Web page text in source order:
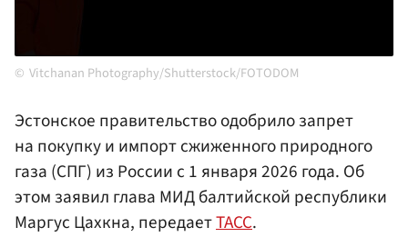
Vitchanan Photography/Shutterstock/FOTODOM
Эстонское правительство одобрило запрет
на покупку и импорт сжиженного природного
газа (СПГ) из России с 1 января 2026 года. Об
этом заявил глава МИД балтийской республики
Маргус Цахкна, передаетТАСС.